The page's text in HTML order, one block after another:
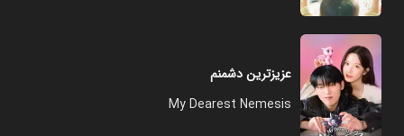
عزیزترین دشمنم
My Dearest Nemesis